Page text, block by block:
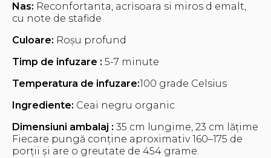
Nas: Reconfortanta, acrisoara si miros d emalt,
cu note de stafide
Culoare: Roșu profund
Timp de infuzare : 5-7 minute
Temperatura de infuzare:100 grade Celsius
Ingrediente: Ceai negru organic
Dimensiuni ambalaj : 35 cm lungime, 23 cm lățime
Fiecare pungă conține aproximativ 160–175 de
porții și are o greutate de 454 grame.